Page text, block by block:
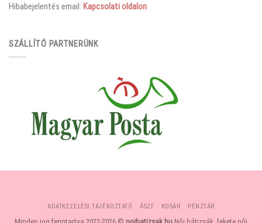
Hibabejelentés email: Kapcsolati oldalon
SZÁLLÍTÓ PARTNERÜNK
ADATKEZELÉSI TÁJÉKOZTATÓ ÁSZF KOSÁR PÉNZTÁR